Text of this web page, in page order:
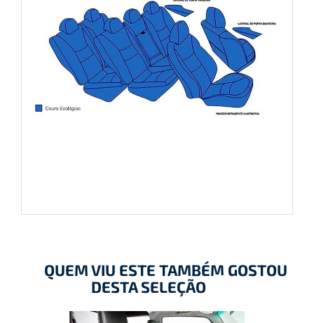
QUEM VIU ESTE TAMBÉM GOSTOU
DESTA SELEÇÃO